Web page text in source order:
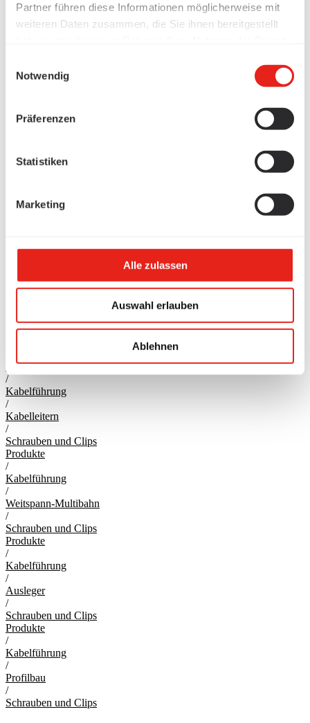
Partner führen diese Informationen möglicherweise mit
weiteren Daten zusammen, die Sie ihnen bereitgestellt
Notwendig
Präferenzen
Statistiken
Marketing
Alle zulassen
Auswahl erlauben
Ablehnen
Produkte
Kabelbahn
Produkte
/
Kabelführung
/
Kabelleitern
/
Schrauben und Clips
Produkte
/
Kabelführung
/
Weitspann-Multibahn
/
Schrauben und Clips
Produkte
/
Kabelführung
/
Ausleger
/
Schrauben und Clips
Produkte
/
Kabelführung
/
Profilbau
/
Schrauben und Clips